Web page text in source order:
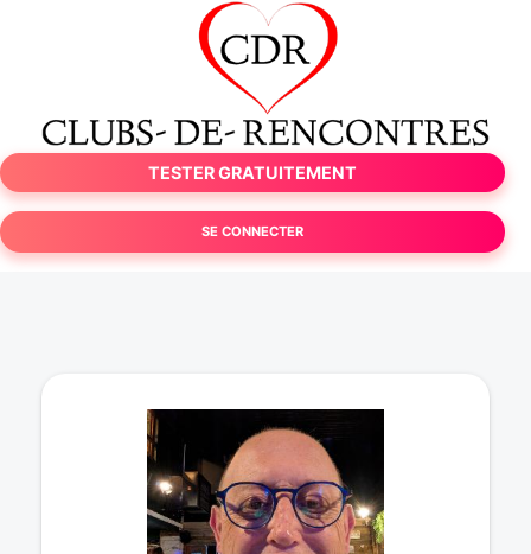
TESTER GRATUITEMENT
SE CONNECTER